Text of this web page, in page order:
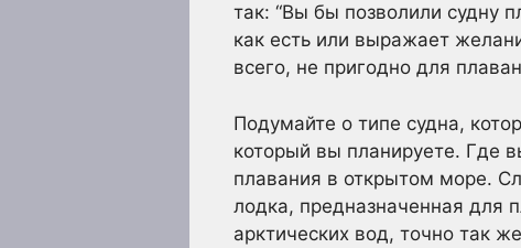
так: “Вы бы позволили судну
как есть или выражает
всего, не пригодно для
Подумайте о типе судна,
который вы планируете. Где
плавания в открытом море.
лодка, предназначенная для
арктических вод, точно так